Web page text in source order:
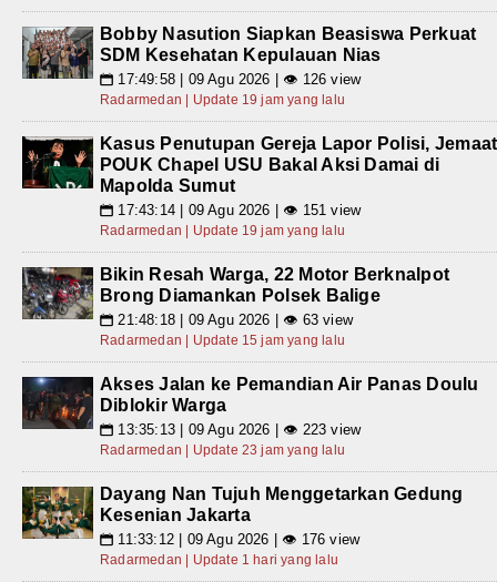
Bobby Nasution Siapkan Beasiswa Perkuat
SDM Kesehatan Kepulauan Nias
📅 17:49:58 | 09 Agu 2026 | 👁 126 view
Radarmedan | Update 19 jam yang lalu
Kasus Penutupan Gereja Lapor Polisi, Jemaat
POUK Chapel USU Bakal Aksi Damai di
Mapolda Sumut
📅 17:43:14 | 09 Agu 2026 | 👁 151 view
Radarmedan | Update 19 jam yang lalu
Bikin Resah Warga, 22 Motor Berknalpot
Brong Diamankan Polsek Balige
📅 21:48:18 | 09 Agu 2026 | 👁 63 view
Radarmedan | Update 15 jam yang lalu
Akses Jalan ke Pemandian Air Panas Doulu
Diblokir Warga
📅 13:35:13 | 09 Agu 2026 | 👁 223 view
Radarmedan | Update 23 jam yang lalu
Dayang Nan Tujuh Menggetarkan Gedung
Kesenian Jakarta
📅 11:33:12 | 09 Agu 2026 | 👁 176 view
Radarmedan | Update 1 hari yang lalu